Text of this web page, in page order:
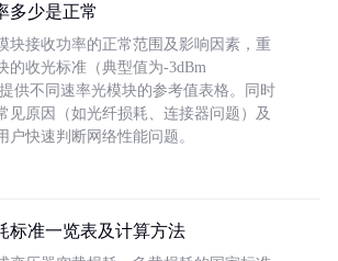
多少是正常
块接收功率的正常范围及影响因素，重
的收光标准（典型值为-3dBm
供不同速率光模块的参考值表格。同时
见原因（如光纤损耗、连接器问题）及
户快速判断网络性能问题。
标准一览表及计算方法